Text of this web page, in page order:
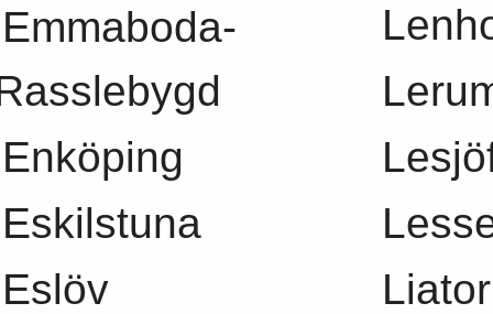
Emmaboda-
Enköping
Eskilstuna
Eslöv